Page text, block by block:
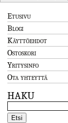
Etusivu
Blogi
Käyttöehdot
Ostoskori
Yritysinfo
Ota yhteyttä
HAKU